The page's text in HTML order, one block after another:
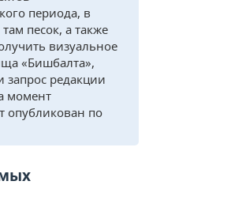
периода, в
песок, а также
визуальное
«Бишбалта»,
запрос редакции
момент
опубликован по